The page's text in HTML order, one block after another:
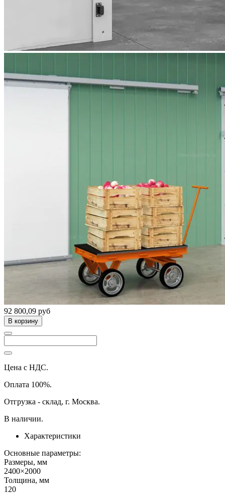
92 800,09 руб
В корзину
Цена с НДС.
Оплата 100%.
Отгрузка - склад, г. Москва.
В наличии.
Характеристики
Основные параметры:
Размеры, мм
2400×2000
Толщина, мм
120